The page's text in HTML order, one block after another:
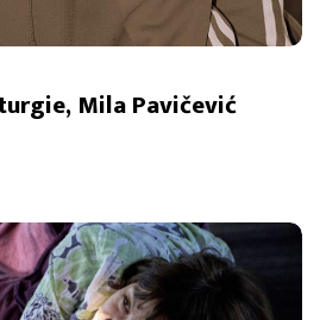
Mila Pavičević